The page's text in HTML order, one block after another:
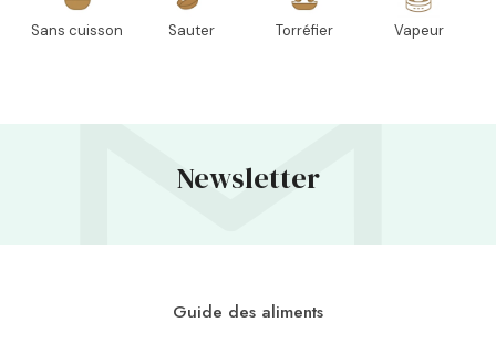
Sans cuisson Sauter Torréfier Vapeur
Newsletter
Guide des aliments